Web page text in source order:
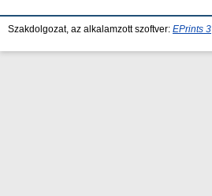
Szakdolgozat, az alkalamzott szoftver: EPrints 3